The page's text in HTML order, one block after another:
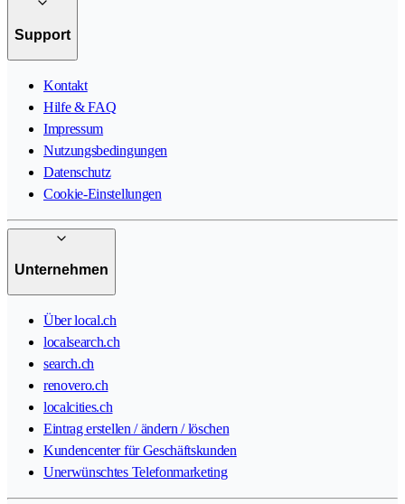
Support
Kontakt
Hilfe & FAQ
Impressum
Nutzungsbedingungen
Datenschutz
Cookie-Einstellungen
Unternehmen
Über local.ch
localsearch.ch
search.ch
renovero.ch
localcities.ch
Eintrag erstellen / ändern / löschen
Kundencenter für Geschäftskunden
Unerwünschtes Telefonmarketing